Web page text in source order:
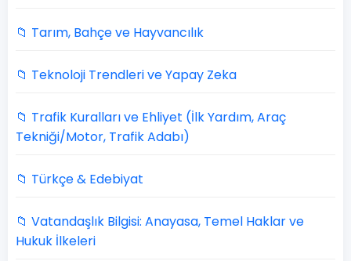
📁 Tarım, Bahçe ve Hayvancılık
📁 Teknoloji Trendleri ve Yapay Zeka
📁 Trafik Kuralları ve Ehliyet (İlk Yardım, Araç
Tekniği/Motor, Trafik Adabı)
📁 Türkçe & Edebiyat
📁 Vatandaşlık Bilgisi: Anayasa, Temel Haklar ve
Hukuk İlkeleri